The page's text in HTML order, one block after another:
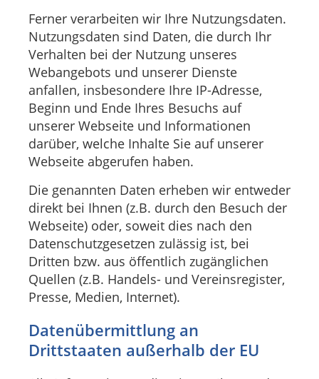
Ferner verarbeiten wir Ihre Nutzungsdaten.
Nutzungsdaten sind Daten, die durch Ihr
Verhalten bei der Nutzung unseres
Webangebots und unserer Dienste
anfallen, insbesondere Ihre IP-Adresse,
Beginn und Ende Ihres Besuchs auf
unserer Webseite und Informationen
darüber, welche Inhalte Sie auf unserer
Webseite abgerufen haben.
Die genannten Daten erheben wir entweder
direkt bei Ihnen (z.B. durch den Besuch der
Webseite) oder, soweit dies nach den
Datenschutzgesetzen zulässig ist, bei
Dritten bzw. aus öffentlich zugänglichen
Quellen (z.B. Handels- und Vereinsregister,
Presse, Medien, Internet).
Datenübermittlung an
Drittstaaten außerhalb der EU